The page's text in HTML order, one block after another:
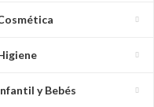
y Bebés